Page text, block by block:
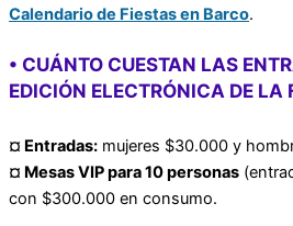
Calendario de Fiestas en Barco.
• CUÁNTO CUESTAN LAS
EDICIÓN ELECTRÓNICA DE LA
¤ Entradas: mujeres $30.000 y
¤ Mesas VIP para 10 personas
con $300.000 en consumo.